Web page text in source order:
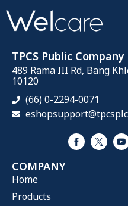
TPCS Public
489 Rama III Rd, Bang
10120
(66) 0-2294-0071
COMPANY
Home
Products